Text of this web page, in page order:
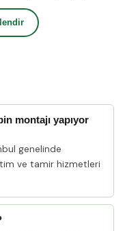
montajı yapıyor
genelinde
ve tamir hizmetleri